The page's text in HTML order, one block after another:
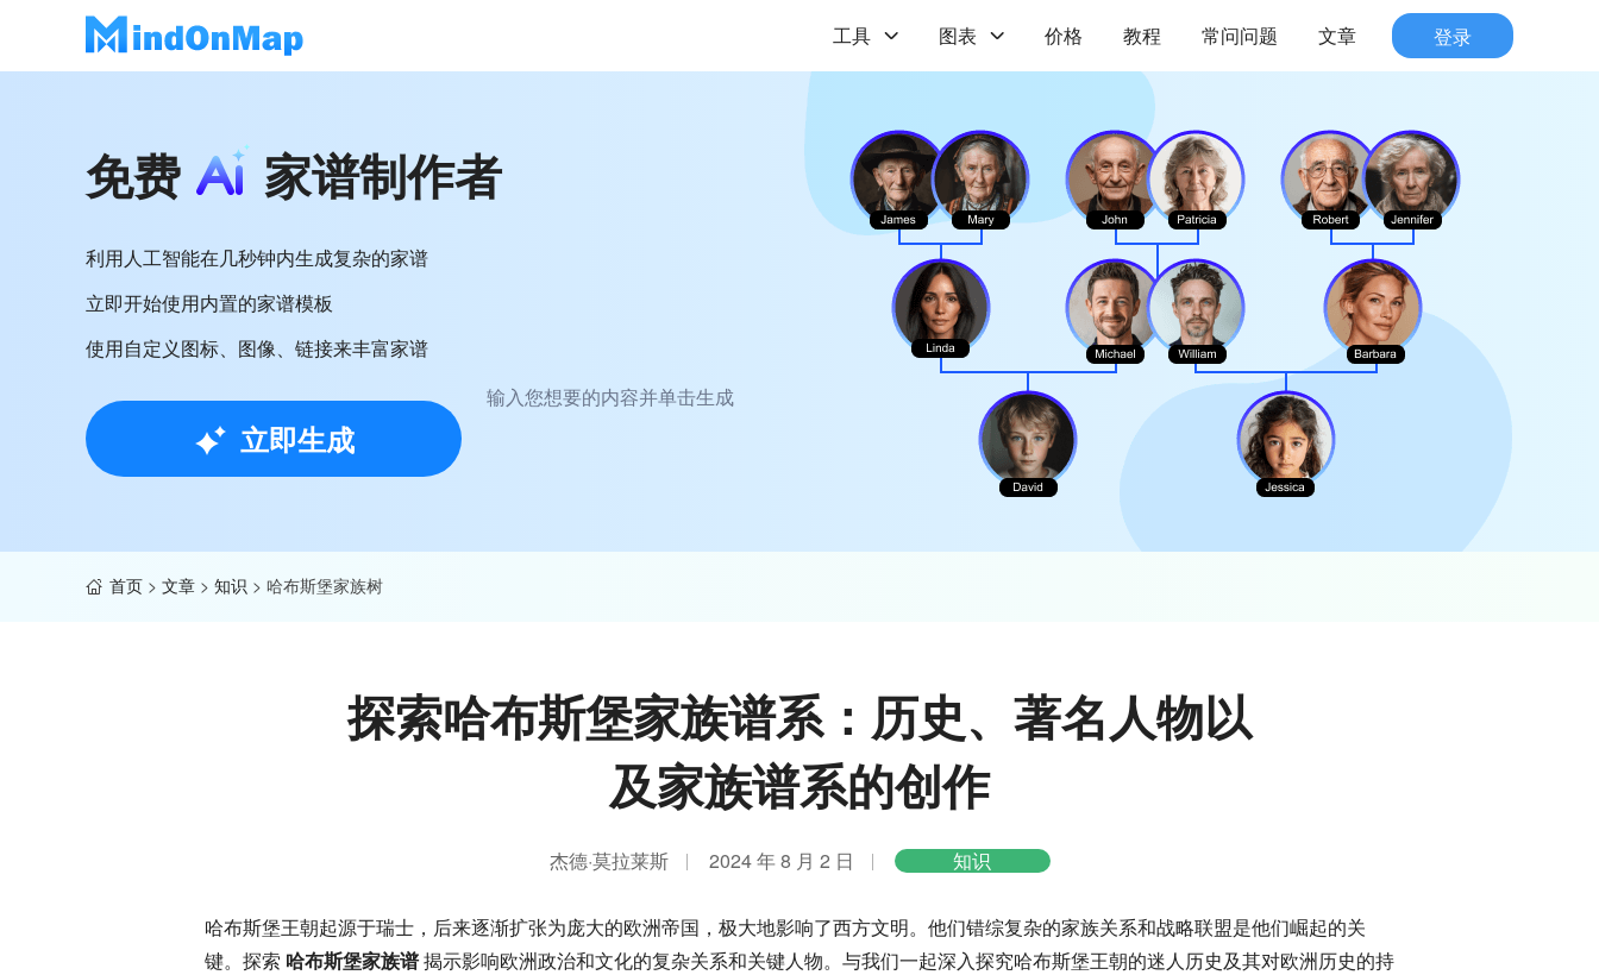
工具 图表 价格 教程 常问问题 文章 登录
免费 家谱制作者
利用人工智能在几秒钟内生成复杂的家谱
立即开始使用内置的家谱模板
使用自定义图标、图像、链接来丰富家谱
立即生成
输入您想要的内容并单击生成
首页 > 文章 > 知识 > 哈布斯堡家族树
探索哈布斯堡家族谱系：历史、著名人物以
及家族谱系的创作
杰德·莫拉莱斯 2024 年 8 月 2 日 知识
哈布斯堡王朝起源于瑞士，后来逐渐扩张为庞大的欧洲帝国，极大地影响了西方文明。他们错综复杂的家族关系和战略联盟是他们崛起的关
键。探索 哈布斯堡家族谱揭示影响欧洲政治和文化的复杂关系和关键人物。与我们一起深入探究哈布斯堡王朝的迷人历史及其对欧洲历史的持